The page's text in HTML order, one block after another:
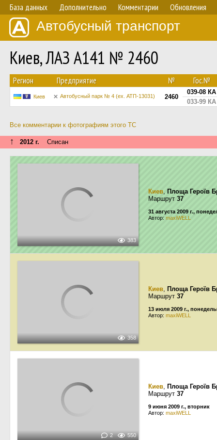
База данных Дополнительно Комментарии Обновления
Автобусный транспорт
Киев, ЛАЗ А141 № 2460
Регион Предприятие № Гос.№
Киев Автобусный парк № 4 (ех. АТП-13031) 2460
039-08 КА
033-99 КА
Все комментарии к фотографиям этого ТС
↑ 2012 г. Списан
383
Киев, Площа Героїв
Маршрут 37
31 августа 2009 г.,
Автор: maxiWELL
358
Киев, Площа Героїв
Маршрут 37
13 июля 2009 г.,
Автор: maxiWELL
2 550
Киев, Площа Героїв
Маршрут 37
9 июня 2009 г., вторник
Автор: maxiWELL